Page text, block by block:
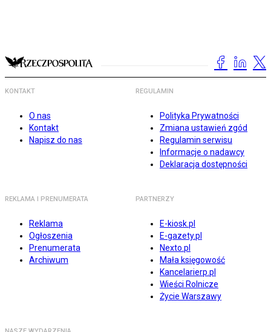
KONTAKT
O nas
Kontakt
Napisz do nas
REGULAMIN
Polityka Prywatności
Zmiana ustawień zgód
Regulamin serwisu
Informacje o nadawcy
Deklaracja dostępności
REKLAMA I PRENUMERATA
Reklama
Ogłoszenia
Prenumerata
Archiwum
PARTNERZY
E-kiosk.pl
E-gazety.pl
Nexto.pl
Mała księgowość
Kancelarierp.pl
Wieści Rolnicze
Życie Warszawy